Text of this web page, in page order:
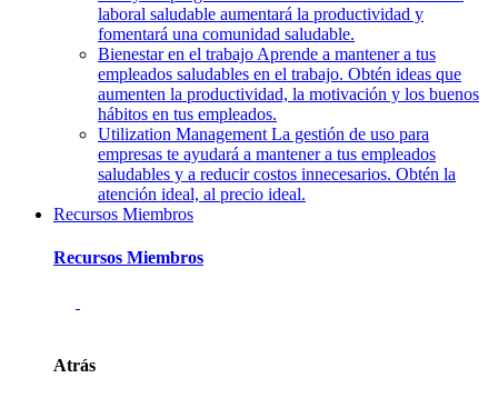
laboral saludable aumentará la productividad y
fomentará una comunidad saludable.
Bienestar en el trabajo Aprende a mantener a tus
empleados saludables en el trabajo. Obtén ideas que
aumenten la productividad, la motivación y los buenos
hábitos en tus empleados.
Utilization Management La gestión de uso para
empresas te ayudará a mantener a tus empleados
saludables y a reducir costos innecesarios. Obtén la
atención ideal, al precio ideal.
Recursos Miembros
Recursos Miembros
Atrás